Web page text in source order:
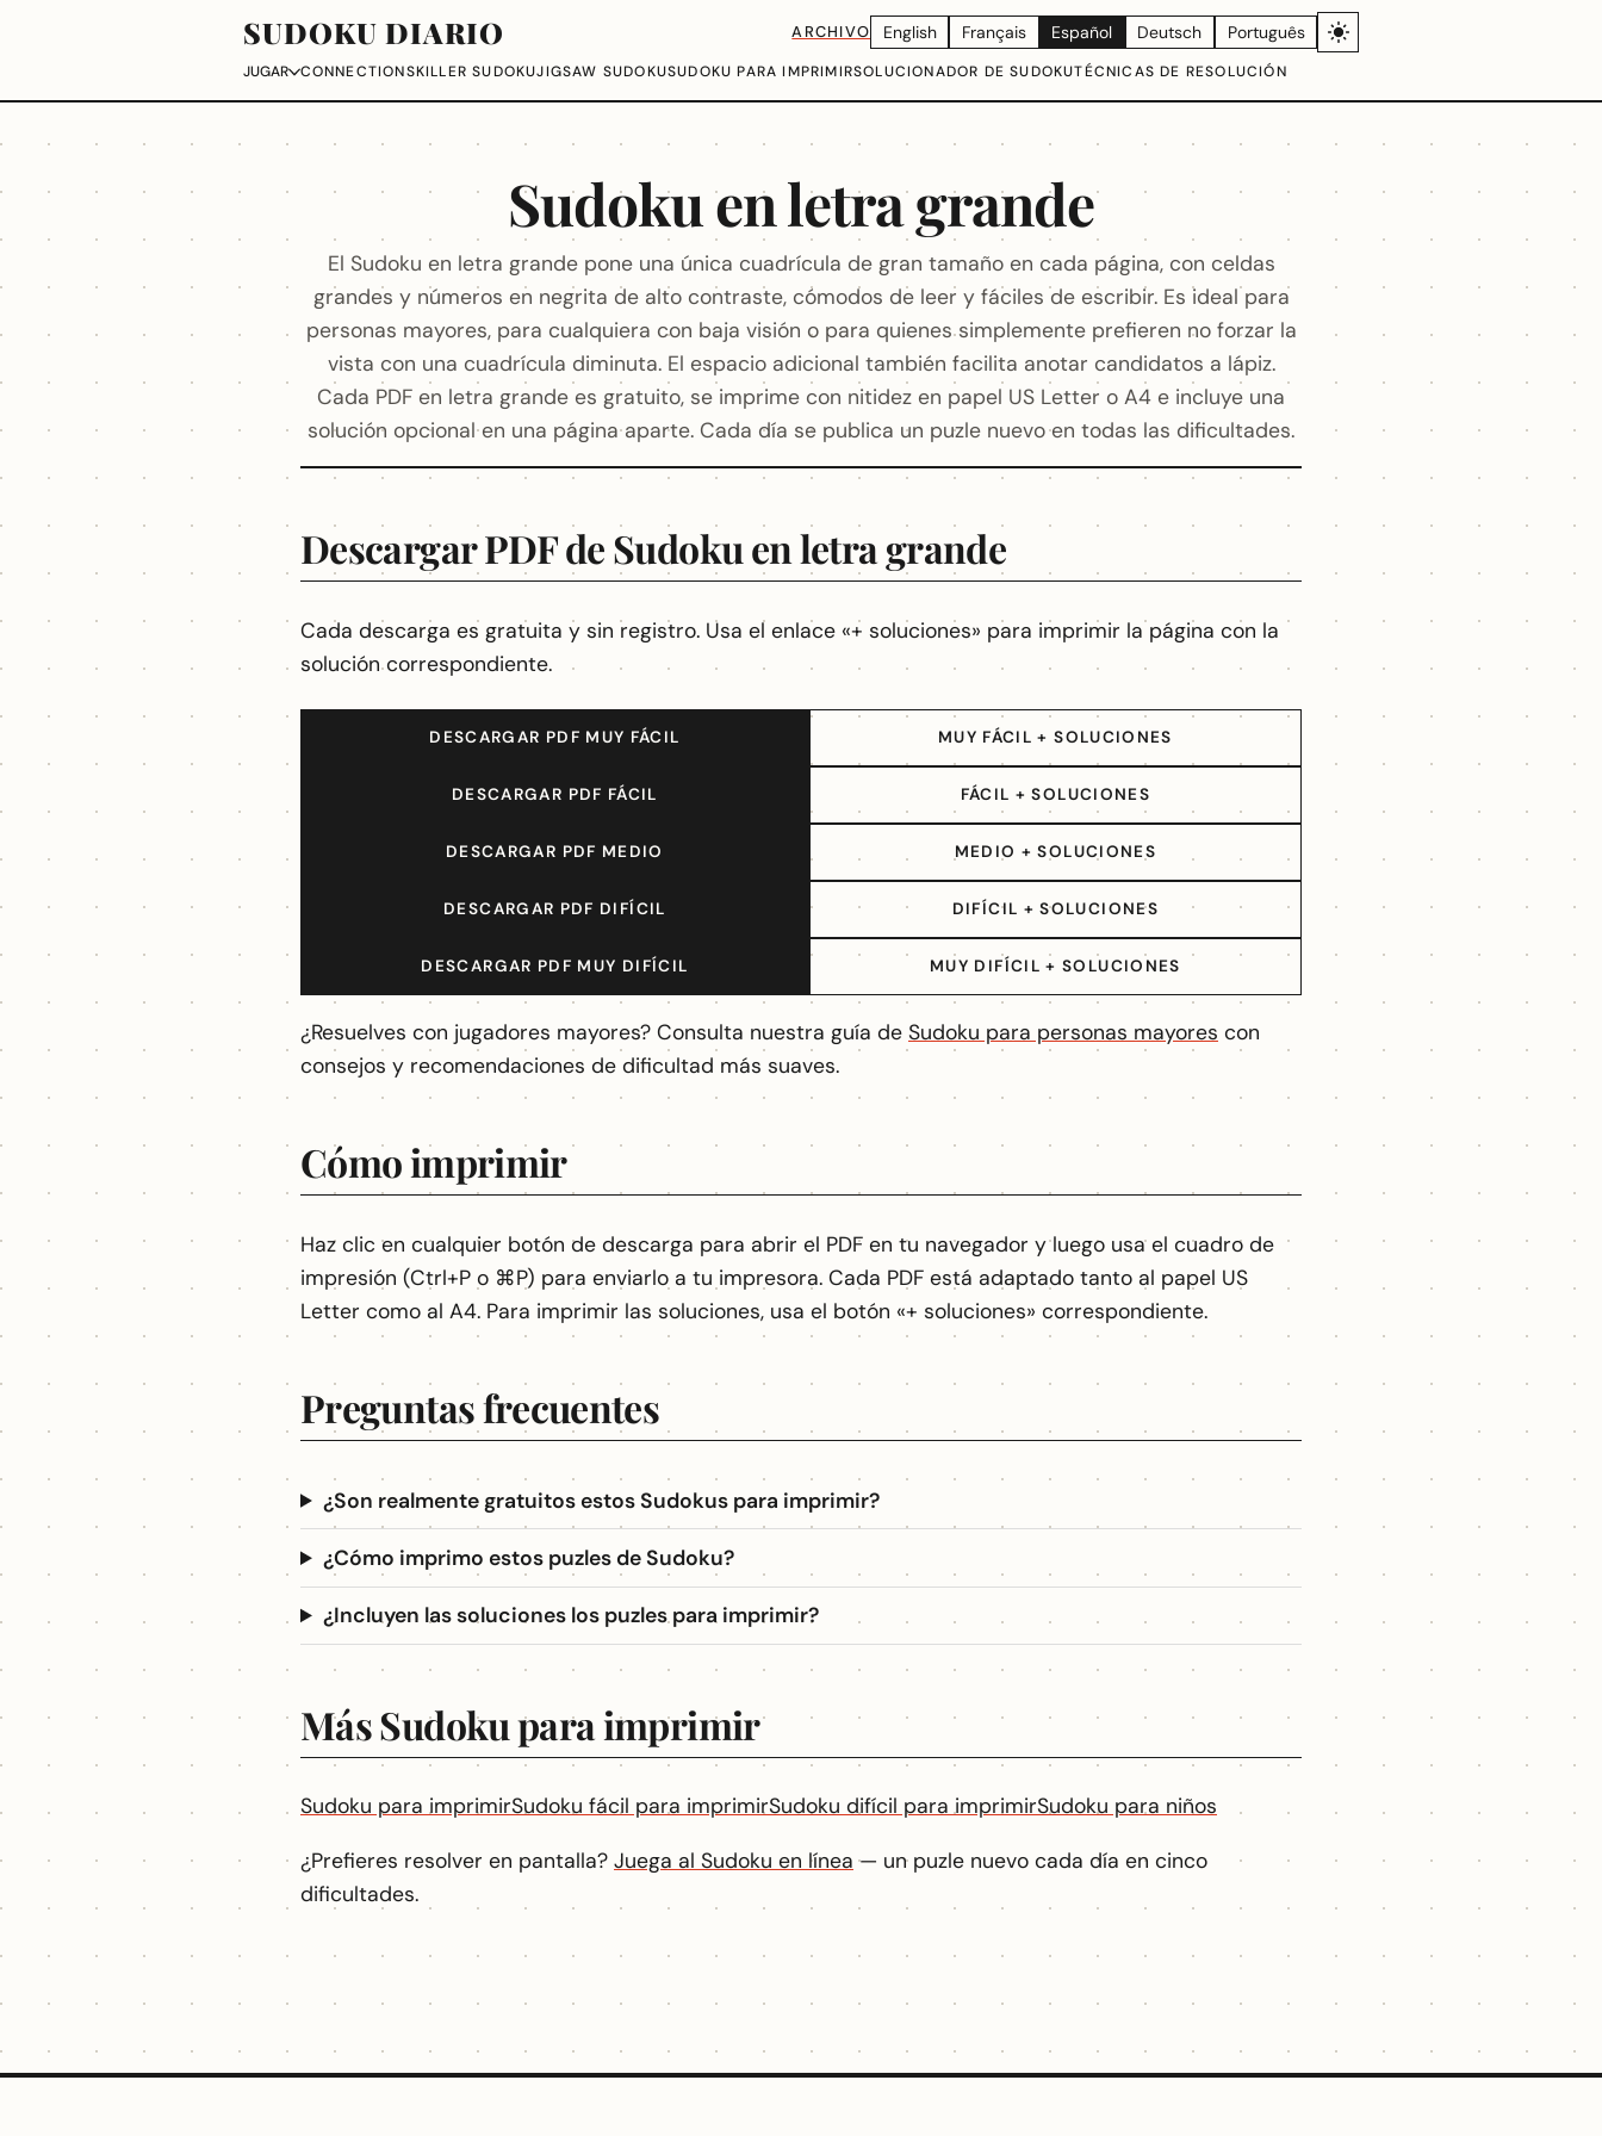
SUDOKU DIARIO ARCHIVO English Français Español Deutsch Português
JUGAR CONNECTIONSKILLER SUDOKUJIGSAW SUDOKUSUDOKU PARA IMPRIMIRSOLUCIONADOR DE SUDOKUTÉCNICAS DE RESOLUCIÓN
Sudoku en letra grande
El Sudoku en letra grande pone una única cuadrícula de gran tamaño en cada página, con celdas
grandes y números en negrita de alto contraste, cómodos de leer y fáciles de escribir. Es ideal para
personas mayores, para cualquiera con baja visión o para quienes simplemente prefieren no forzar la
vista con una cuadrícula diminuta. El espacio adicional también facilita anotar candidatos a lápiz.
Cada PDF en letra grande es gratuito, se imprime con nitidez en papel US Letter o A4 e incluye una
solución opcional en una página aparte. Cada día se publica un puzle nuevo en todas las dificultades.
Descargar PDF de Sudoku en letra grande
Cada descarga es gratuita y sin registro. Usa el enlace «+ soluciones» para imprimir la página con la
solución correspondiente.
DESCARGAR PDF MUY FÁCIL MUY FÁCIL + SOLUCIONES
DESCARGAR PDF FÁCIL FÁCIL + SOLUCIONES
DESCARGAR PDF MEDIO MEDIO + SOLUCIONES
DESCARGAR PDF DIFÍCIL DIFÍCIL + SOLUCIONES
DESCARGAR PDF MUY DIFÍCIL MUY DIFÍCIL + SOLUCIONES
¿Resuelves con jugadores mayores? Consulta nuestra guía de Sudoku para personas mayores con
consejos y recomendaciones de dificultad más suaves.
Cómo imprimir
Haz clic en cualquier botón de descarga para abrir el PDF en tu navegador y luego usa el cuadro de
impresión (Ctrl+P o ⌘P) para enviarlo a tu impresora. Cada PDF está adaptado tanto al papel US
Letter como al A4. Para imprimir las soluciones, usa el botón «+ soluciones» correspondiente.
Preguntas frecuentes
¿Son realmente gratuitos estos Sudokus para imprimir?
¿Cómo imprimo estos puzles de Sudoku?
¿Incluyen las soluciones los puzles para imprimir?
Más Sudoku para imprimir
Sudoku para imprimirSudoku fácil para imprimirSudoku difícil para imprimirSudoku para niños
¿Prefieres resolver en pantalla? Juega al Sudoku en línea — un puzle nuevo cada día en cinco
dificultades.